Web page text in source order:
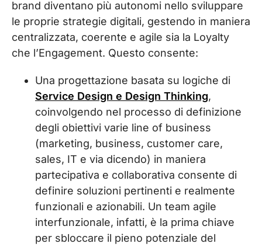
brand diventano più autonomi nello sviluppare
le proprie strategie digitali, gestendo in maniera
centralizzata, coerente e agile sia la Loyalty
che l’Engagement. Questo consente:
Una progettazione basata su logiche di
Service Design e Design Thinking,
coinvolgendo nel processo di definizione
degli obiettivi varie line of business
(marketing, business, customer care,
sales, IT e via dicendo) in maniera
partecipativa e collaborativa consente di
definire soluzioni pertinenti e realmente
funzionali e azionabili. Un team agile
interfunzionale, infatti, è la prima chiave
per sbloccare il pieno potenziale del